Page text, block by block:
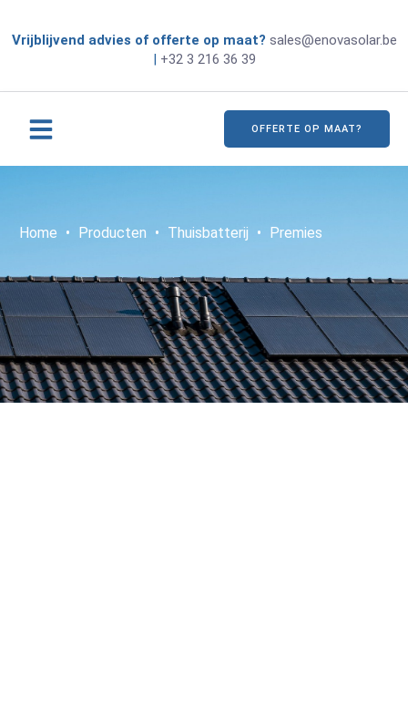
Vrijblijvend advies of offerte op maat? sales@enovasolar.be
| +32 3 216 36 39
OFFERTE OP MAAT?
Home • Producten • Thuisbatterij • Premies